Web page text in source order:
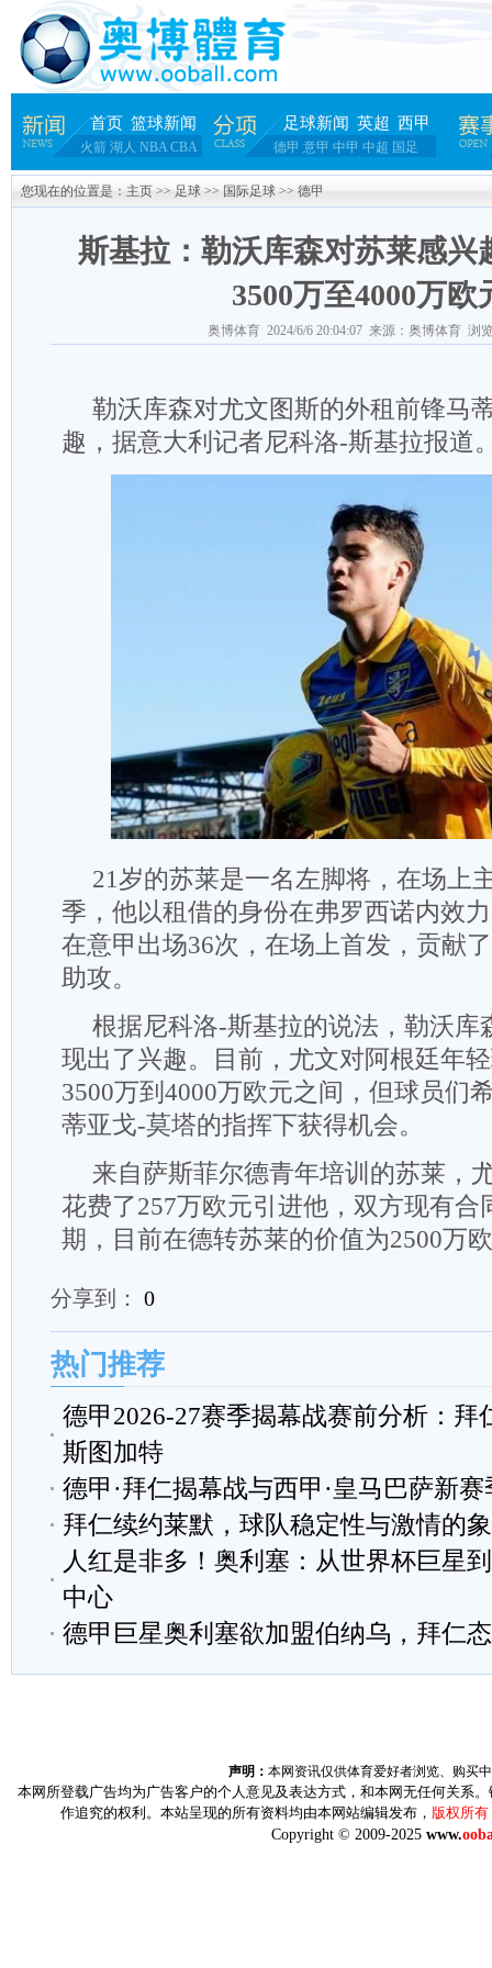
首页 篮球新闻
火箭 湖人 NBA CBA
足球新闻 英超 西甲
德甲 意甲 中甲 中超 国足
您现在的位置是： 主页 >> 足球 >> 国际足球 >> 德甲
斯基拉：勒沃库森对苏莱感兴
3500万至4000万欧
奥博体育 2024/6/6 20:04:07 来源：奥博体育 浏
勒沃库森对尤文图斯的外租前锋马
趣，据意大利记者尼科洛-斯基拉报道
21岁的苏莱是一名左脚将，在场上
季，他以租借的身份在弗罗西诺内效
在意甲出场36次，在场上首发，贡献
助攻。
根据尼科洛-斯基拉的说法，勒沃库
现出了兴趣。目前，尤文对阿根廷年
3500万到4000万欧元之间，但球员们
蒂亚戈-莫塔的指挥下获得机会。
来自萨斯菲尔德青年培训的苏莱，
花费了257万欧元引进他，双方现有合
期，目前在德转苏莱的价值为2500万
分享到： 0
热门推荐
德甲2026-27赛季揭幕战赛前分析：拜
斯图加特
德甲·拜仁揭幕战与西甲·皇马巴萨新
拜仁续约莱默，球队稳定性与激情的
人红是非多！奥利塞：从世界杯巨星
中心
德甲巨星奥利塞欲加盟伯纳乌，拜仁
声明： 本网资讯仅供体育爱好者浏览、购买
本网所登载广告均为广告客户的个人意见及表达方式，和本网无任何关系
作追究的权利。本站呈现的所有资料均由本网站编辑发布， 版权所有
Copyright © 2009-2025 www.